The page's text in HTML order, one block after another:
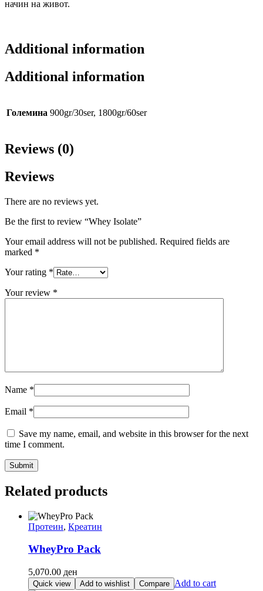
начин на живот.
Additional information
Additional information
Големина 900gr/30ser, 1800gr/60ser
Reviews (0)
Reviews
There are no reviews yet.
Be the first to review “Whey Isolate”
Your email address will not be published. Required fields are
marked *
Your rating *
Your review *
Name *
Email *
Save my name, email, and website in this browser for the next
time I comment.
Related products
Протеин, Креатин
WheyPro Pack
5,070.00 ден
Quick view Add to wishlist Compare Add to cart